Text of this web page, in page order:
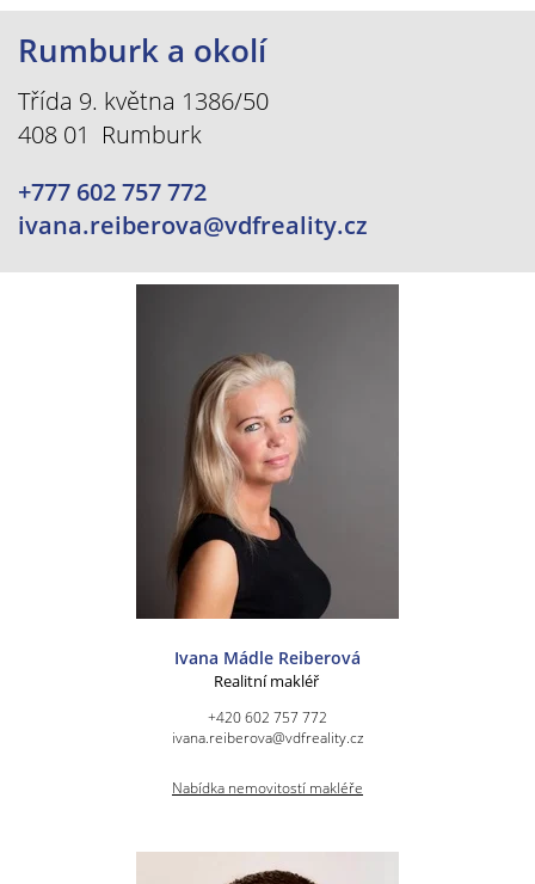
Rumburk a okolí
Třída 9. května 1386/50
408 01 Rumburk
+777 602 757 772
ivana.reiberova@vdfreality.cz
Ivana Mádle Reiberová
Realitní makléř
+420 602 757 772
ivana.reiberova@vdfreality.cz
Nabídka nemovitostí makléře